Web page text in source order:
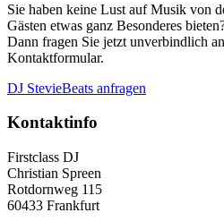
Sie haben keine Lust auf Musik von
Gästen etwas ganz Besonderes
Dann fragen Sie jetzt unverbindlich
Kontaktformular.
DJ StevieBeats anfragen
Kontaktinfo
Firstclass DJ
Christian Spreen
Rotdornweg 115
60433 Frankfurt